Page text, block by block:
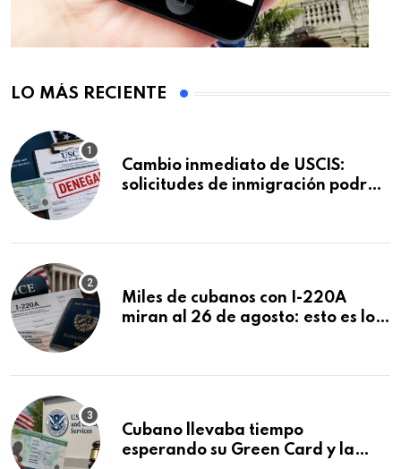
LO MÁS RECIENTE
Cambio inmediato de USCIS:
solicitudes de inmigración podrán
Miles de cubanos con I-220A
miran al 26 de agosto: esto es lo
Cubano llevaba tiempo
esperando su Green Card y la